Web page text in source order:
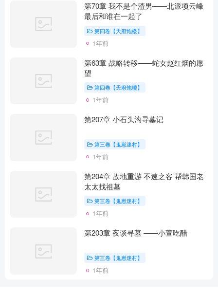
第70章 我不是个渣男——北派项云峰
最后和谁在一起了
第四卷【天府炮楼】
1年前
第63章 战略转移——蛇女赵红烟的愿
望
第四卷【天府炮楼】
1年前
第207章 小石头沟寻墓记
第三卷【鬼崽迷村】
1年前
第204章 故地重游 不速之客 帮韩国老
太太找祖墓
第三卷【鬼崽迷村】
1年前
第203章 夜谈寻墓 ——小萱吃醋
第三卷【鬼崽迷村】
1年前